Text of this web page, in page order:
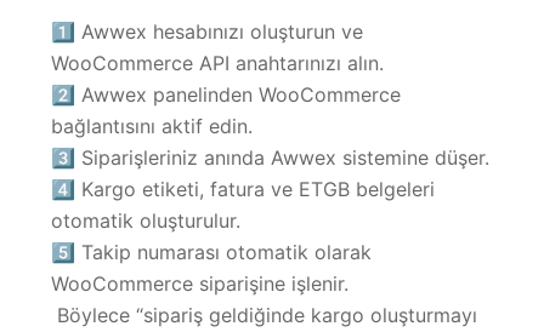
1️⃣ Awwex hesabınızı oluşturun ve
WooCommerce API anahtarınızı alın.
2️⃣ Awwex panelinden WooCommerce
bağlantısını aktif edin.
3️⃣ Siparişleriniz anında Awwex sistemine düşer.
4️⃣ Kargo etiketi, fatura ve ETGB belgeleri
otomatik oluşturulur.
5️⃣ Takip numarası otomatik olarak
WooCommerce siparişine işlenir.
Böylece “sipariş geldiğinde kargo oluşturmayı